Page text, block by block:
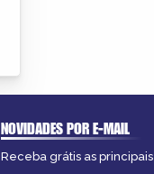
NOVIDADES POR E-MAIL
Receba grátis as